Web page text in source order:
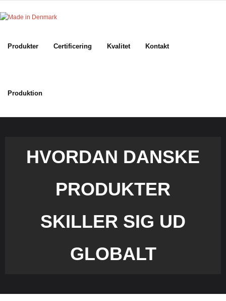
to
Produkter Certificering Kvalitet Kontakt
Produktion
HVORDAN DANSKE
PRODUKTER
SKILLER SIG UD
GLOBALT